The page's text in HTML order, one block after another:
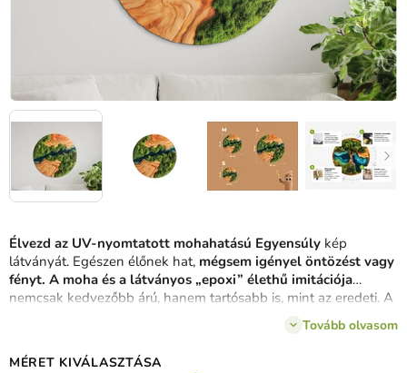
Élvezd az UV-nyomtatott mohahatású Egyensúly kép
látványát. Egészen élőnek hat, mégsem igényel öntözést vagy
fényt. A moha és a látványos „epoxi” élethű imitációja
nemcsak kedvezőbb árú, hanem tartósabb is, mint az eredeti. A
tér hosszú élettartamúm stílusos dizájnelemmel gazdagodik,
amellyel nem kell sokat törődni. Modern otthonba vagy irodába
ideális.
Tovább olvasom
MÉRET KIVÁLASZTÁSA